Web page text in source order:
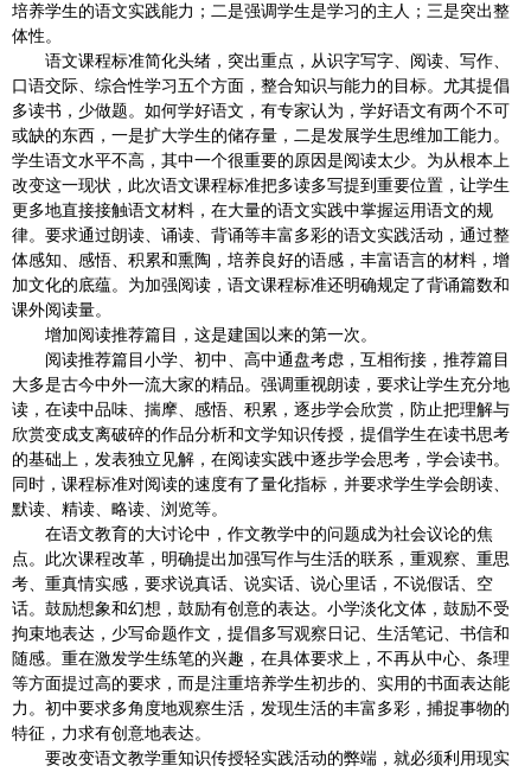
培养学生的语文实践能力；二是强调学生是学习的主人；三是突出整
体性。
语文课程标准简化头绪，突出重点，从识字写字、阅读、写作、
口语交际、综合性学习五个方面，整合知识与能力的目标。尤其提倡
多读书，少做题。如何学好语文，有专家认为，学好语文有两个不可
或缺的东西，一是扩大学生的储存量，二是发展学生思维加工能力。
学生语文水平不高，其中一个很重要的原因是阅读太少。为从根本上
改变这一现状，此次语文课程标准把多读多写提到重要位置，让学生
更多地直接接触语文材料，在大量的语文实践中掌握运用语文的规
律。要求通过朗读、诵读、背诵等丰富多彩的语文实践活动，通过整
体感知、感悟、积累和熏陶，培养良好的语感，丰富语言的材料，增
加文化的底蕴。为加强阅读，语文课程标准还明确规定了背诵篇数和
课外阅读量。
增加阅读推荐篇目，这是建国以来的第一次。
阅读推荐篇目小学、初中、高中通盘考虑，互相衔接，推荐篇目
大多是古今中外一流大家的精品。强调重视朗读，要求让学生充分地
读，在读中品味、揣摩、感悟、积累，逐步学会欣赏，防止把理解与
欣赏变成支离破碎的作品分析和文学知识传授，提倡学生在读书思考
的基础上，发表独立见解，在阅读实践中逐步学会思考，学会读书。
同时，课程标准对阅读的速度有了量化指标，并要求学生学会朗读、
默读、精读、略读、浏览等。
在语文教育的大讨论中，作文教学中的问题成为社会议论的焦
点。此次课程改革，明确提出加强写作与生活的联系，重观察、重思
考、重真情实感，要求说真话、说实话、说心里话，不说假话、空
话。鼓励想象和幻想，鼓励有创意的表达。小学淡化文体，鼓励不受
拘束地表达，少写命题作文，提倡多写观察日记、生活笔记、书信和
随感。重在激发学生练笔的兴趣，在具体要求上，不再从中心、条理
等方面提过高的要求，而是注重培养学生初步的、实用的书面表达能
力。初中要求多角度地观察生活，发现生活的丰富多彩，捕捉事物的
特征，力求有创意地表达。
要改变语文教学重知识传授轻实践活动的弊端，就必须利用现实